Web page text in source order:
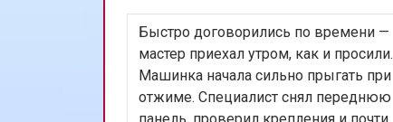
Ремонт или замена петли двери
Ремонт или замена патрубка
Быстро договорились по времени —
мастер приехал утром, как и просили.
Машинка начала сильно прыгать при
отжиме. Специалист снял переднюю